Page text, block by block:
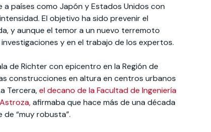
países como Japón y Estados Unidos con
El objetivo ha sido prevenir el
y aunque el temor a un nuevo terremoto
y en el trabajo de los expertos.
de Richter con epicentro en la Región de
construcciones en altura en centros urbanos
Tercera,el decano de la Facultad de Ingeniería
afirmaba que hace más de una década
“muy robusta”.